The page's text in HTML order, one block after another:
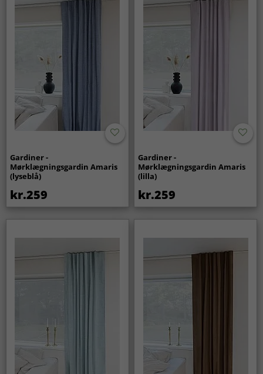
Gardiner -
Mørklægningsgardin Amaris
(lyseblå)
kr.259
Gardiner -
Mørklægningsgardin Amaris
(lilla)
kr.259